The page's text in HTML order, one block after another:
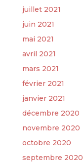
juillet 2021
juin 2021
mai 2021
avril 2021
mars 2021
février 2021
janvier 2021
décembre 2020
novembre 2020
octobre 2020
septembre 2020